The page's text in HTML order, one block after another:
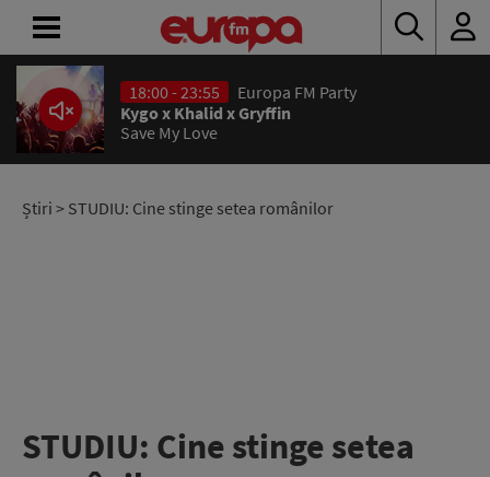
18:00 - 23:55
Europa FM Party
Kygo x Khalid x Gryffin
Save My Love
Știri > STUDIU: Cine stinge setea românilor
STUDIU: Cine stinge setea
ACASĂ
ȘTIRI
RADIO